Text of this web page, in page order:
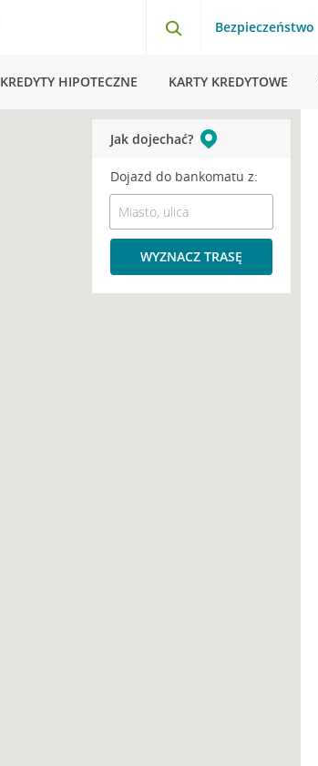
Bezpieczeństwo
KREDYTY HIPOTECZNE KARTY KREDYTOWE
Jak dojechać?
Dojazd do bankomatu z:
WYZNACZ TRASĘ